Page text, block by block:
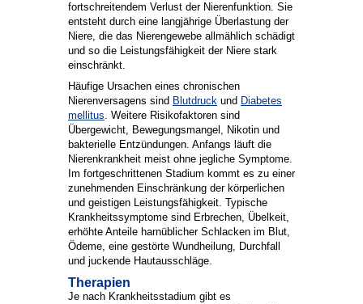
fortschreitendem Verlust der Nierenfunktion. Sie
entsteht durch eine langjährige Überlastung der
Niere, die das Nierengewebe allmählich schädigt
und so die Leistungsfähigkeit der Niere stark
einschränkt.
Häufige Ursachen eines chronischen
Nierenversagens sind Blutdruck und Diabetes
mellitus. Weitere Risikofaktoren sind
Übergewicht, Bewegungsmangel, Nikotin und
bakterielle Entzündungen. Anfangs läuft die
Nierenkrankheit meist ohne jegliche Symptome.
Im fortgeschrittenen Stadium kommt es zu einer
zunehmenden Einschränkung der körperlichen
und geistigen Leistungsfähigkeit. Typische
Krankheitssymptome sind Erbrechen, Übelkeit,
erhöhte Anteile harnüblicher Schlacken im Blut,
Ödeme, eine gestörte Wundheilung, Durchfall
und juckende Hautausschläge.
Therapien
Je nach Krankheitsstadium gibt es